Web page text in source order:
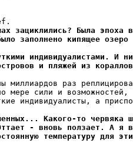
зациклились? Была эпоха
заполнено кипящее
индивидуалистами. И
и пляжей из
миллиардов раз
мере сили и
индивидуалисты, а
Какого-то чеpвяка
- вновь ползает. А я
температуру для